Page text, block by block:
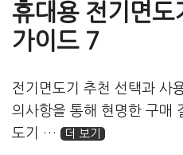
휴대용 전기면도
가이드 7
전기면도기 추천 선택과 사
의사항을 통해 현명한 구매
도기 …
더 보기